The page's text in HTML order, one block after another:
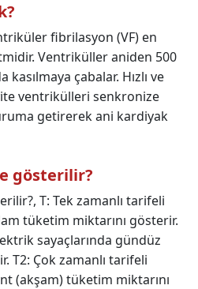
fibrilasyon (VF) en
Ventriküller aniden 500
çabalar. Hızlı ve
ventrikülleri senkronize
getirerek ani kardiyak
gösterilir?
T: Tek zamanlı tarifeli
tüketim miktarını gösterir.
sayaçlarında gündüz
T2: Çok zamanlı tarifeli
(akşam) tüketim miktarını